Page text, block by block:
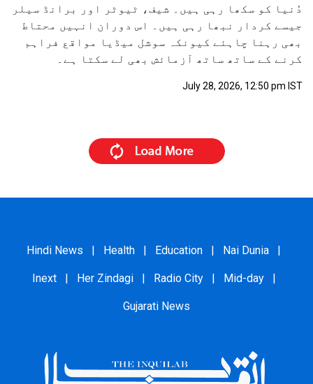
دُنیا کو سکھا رہی ہیں۔ شیف، ٹیوٹر اور برانڈ سیلر
جیسے کردار نبھا رہی ہیں۔ اس دوران انہیں محتاط
بھی رہنا چاہئے کیونکہ سوشل میڈیا مواقع فراہم
کرنے کے ساتھ ساتھ آزمائش بھی لے سکتا ہے۔
July 28, 2026, 12:50 pm IST
Hindi News Health Education Nai Dunia
Inext Her Zindagi Radio City Mid-day
Gujarati News